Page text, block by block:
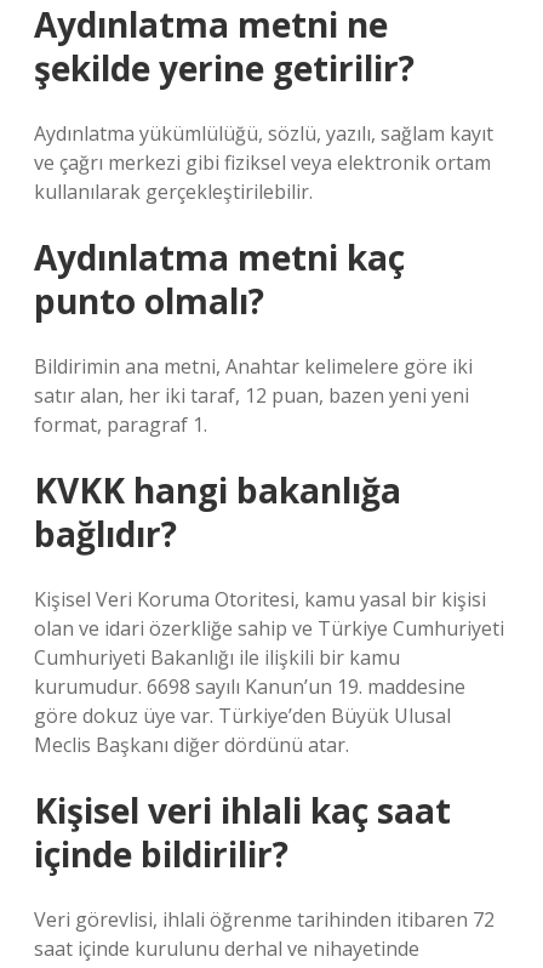
Aydınlatma metni ne
şekilde yerine getirilir?
Aydınlatma yükümlülüğü, sözlü, yazılı, sağlam kayıt
ve çağrı merkezi gibi fiziksel veya elektronik ortam
kullanılarak gerçekleştirilebilir.
Aydınlatma metni kaç
punto olmalı?
Bildirimin ana metni, Anahtar kelimelere göre iki
satır alan, her iki taraf, 12 puan, bazen yeni yeni
format, paragraf 1.
KVKK hangi bakanlığa
bağlıdır?
Kişisel Veri Koruma Otoritesi, kamu yasal bir kişisi
olan ve idari özerkliğe sahip ve Türkiye Cumhuriyeti
Cumhuriyeti Bakanlığı ile ilişkili bir kamu
kurumudur. 6698 sayılı Kanun’un 19. maddesine
göre dokuz üye var. Türkiye’den Büyük Ulusal
Meclis Başkanı diğer dördünü atar.
Kişisel veri ihlali kaç saat
içinde bildirilir?
Veri görevlisi, ihlali öğrenme tarihinden itibaren 72
saat içinde kurulunu derhal ve nihayetinde